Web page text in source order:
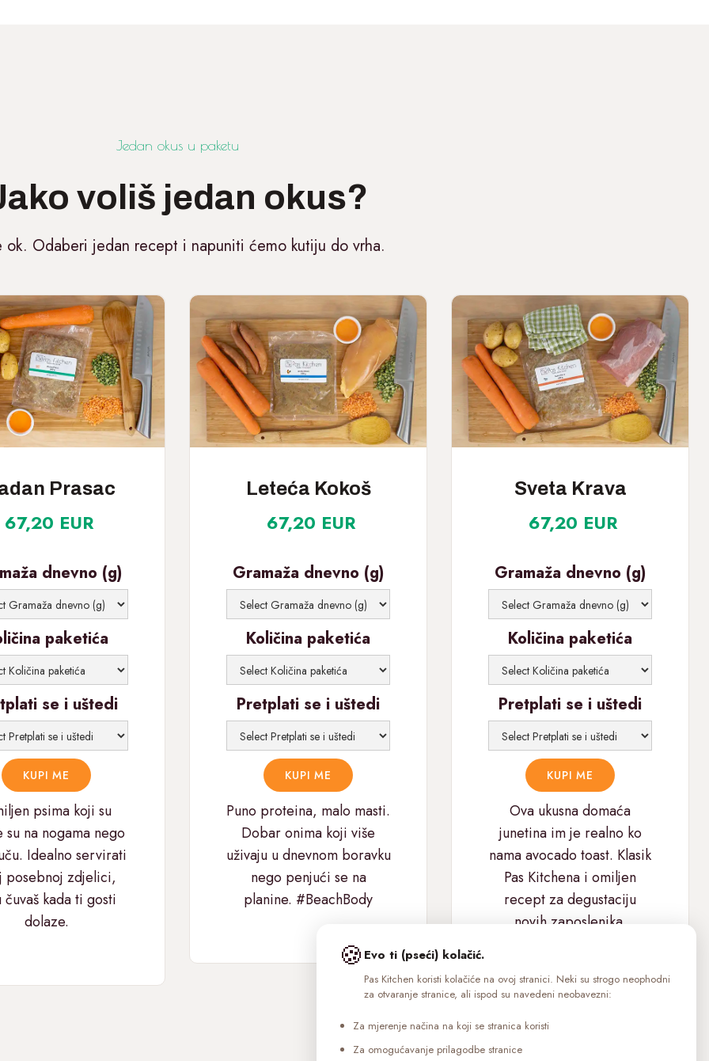
Jedan okus u paketu
voliš jedan okus?
ok. Odaberi jedan recept i napuniti ćemo kutiju do vrha.
Prasac
67,20 EUR
psima koji su
su na nogama nego
Idealno servirati
posebnoj zdjelici,
čuvaš kada ti gosti
dolaze.
dnevno (g)
paketića
se i uštedi
Leteća Kokoš
67,20 EUR
Puno proteina, malo masti.
Dobar onima koji više
uživaju u dnevnom boravku
nego penjući se na
planine. #BeachBody
Gramaža dnevno (g)
Količina paketića
Pretplati se i uštedi
Sveta Krava
67,20 EUR
Ova ukusna domaća
junetina im je realno ko
nama avocado toast. Klasik
Pas Kitchena i omiljen
recept za degustaciju
novih zaposlenika.
Gramaža dnevno (g)
Količina paketića
Pretplati se i uštedi
🍪 Evo ti (pseći) kolačić.
Pas Kitchen koristi kolačiće na ovoj stranici. Neki su strogo neophodni
za otvaranje stranice, ali ispod su navedeni neobavezni:
Za mjerenje načina na koji se stranica koristi
Za omogućavanje prilagodbe stranice